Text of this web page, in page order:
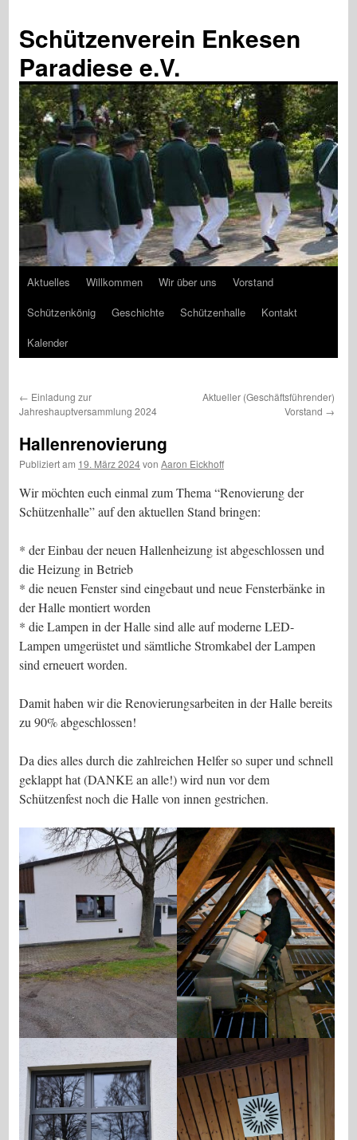
Schützenverein Enkesen
Paradiese e.V.
Zum
Inhalt
springen
Aktuelles Willkommen Wir über uns
Vorstand
Schützenkönig
Geschichte Schützenhalle
Kontakt
Kalender
← Einladung zur
Jahreshauptversammlung 2024
Aktueller (Geschäftsführender)
Vorstand →
Hallenrenovierung
Publiziert am 19. März 2024von Aaron Eickhoff
Wir möchten euch einmal zum Thema “Renovierung der
Schützenhalle” auf den aktuellen Stand bringen:
* der Einbau der neuen Hallenheizung ist abgeschlossen und
die Heizung in Betrieb
* die neuen Fenster sind eingebaut und neue Fensterbänke in
der Halle montiert worden
* die Lampen in der Halle sind alle auf moderne LED-
Lampen umgerüstet und sämtliche Stromkabel der Lampen
sind erneuert worden.
Damit haben wir die Renovierungsarbeiten in der Halle bereits
zu 90% abgeschlossen!
Da dies alles durch die zahlreichen Helfer so super und schnell
geklappt hat (DANKE an alle!) wird nun vor dem
Schützenfest noch die Halle von innen gestrichen.